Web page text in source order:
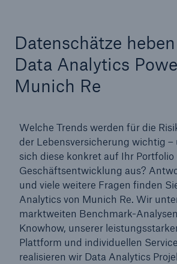
Datenschätze
Data Analytics
Munich Re
Welche Trends werden für die
der Lebensversicherung wichtig –
sich diese konkret auf Ihr Portfolio
Geschäftsentwicklung aus?
und viele weitere Fragen finden
Analytics von Munich Re. Wir
marktweiten Benchmark-
Knowhow, unserer
Plattform und individuellen
realisieren wir Data Analytics
Reinsurance Property/Casualty
Marine Trend Radar 2025
Naturkatastrophen
Versicherungslücke: der Anteil
versicherten Schäden aus
seit 1980 beträgt